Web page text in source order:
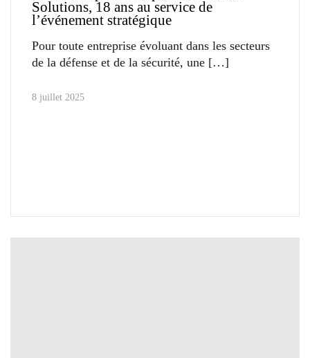
Solutions, 18 ans au service de
l’événement stratégique
Pour toute entreprise évoluant dans les secteurs
de la défense et de la sécurité, une
8 juillet 2025